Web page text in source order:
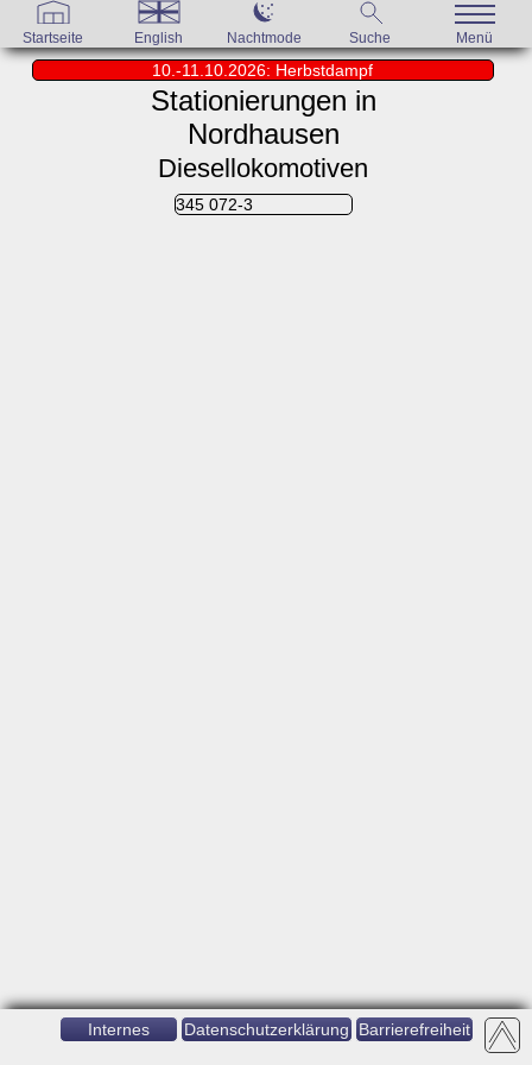
Startseite English Nachtmode Suche Menü
10.-11.10.2026: Herbstdampf
Stationierungen in
Nordhausen
Diesellokomotiven
345 072-3
Internes Datenschutzerklärung Barrierefreiheit